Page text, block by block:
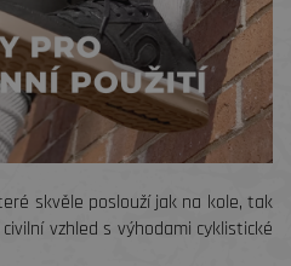
skvěle poslouží jak na kole, tak
vzhled s výhodami cyklistické